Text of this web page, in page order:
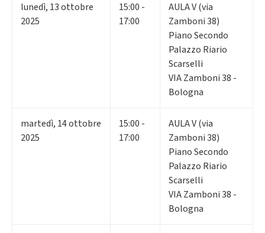
lunedì, 13ottobre
2025
15:00 -
17:00
AULA V (via
Zamboni 38)
Piano Secondo
Palazzo Riario
Scarselli
VIA Zamboni 38 -
Bologna
martedì, 14ottobre
2025
15:00 -
17:00
AULA V (via
Zamboni 38)
Piano Secondo
Palazzo Riario
Scarselli
VIA Zamboni 38 -
Bologna